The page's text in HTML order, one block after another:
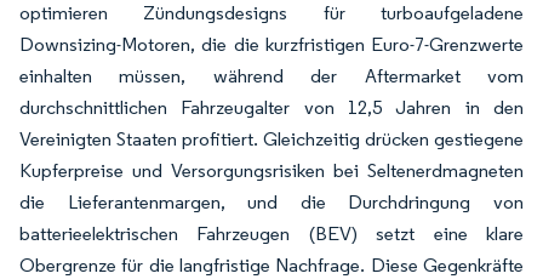
optimieren Zündungsdesigns für turboaufgeladene
Downsizing-Motoren, die die kurzfristigen Euro-7-Grenzwerte
einhalten müssen, während der Aftermarket vom
durchschnittlichen Fahrzeugalter von 12,5 Jahren in den
Vereinigten Staaten profitiert. Gleichzeitig drücken gestiegene
Kupferpreise und Versorgungsrisiken bei Seltenerdmagneten
die Lieferantenmargen, und die Durchdringung von
batterieelektrischen Fahrzeugen (BEV) setzt eine klare
Obergrenze für die langfristige Nachfrage. Diese Gegenkräfte